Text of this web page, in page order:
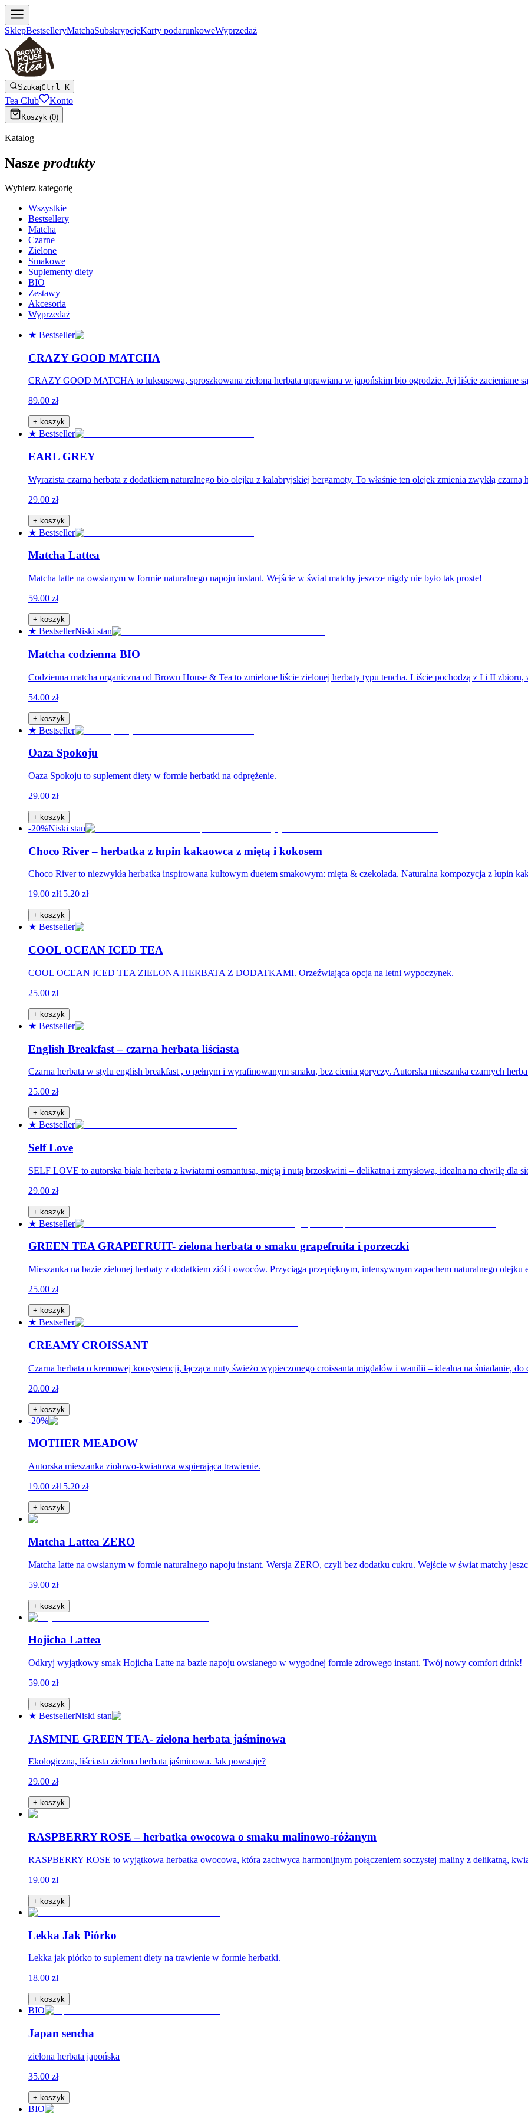
SklepBestselleryMatchaSubskrypcjeKarty podarunkoweWyprzedaż
SzukajCtrl K
Tea Club Konto
Koszyk (0)
Katalog
Nasze produkty
Wybierz kategorię
Wszystkie
Bestsellery
Matcha
Czarne
Zielone
Smakowe
Suplementy diety
BIO
Zestawy
Akcesoria
Wyprzedaż
★ Bestseller
CRAZY GOOD MATCHA
CRAZY GOOD MATCHA to luksusowa, sproszkowana zielona herbata uprawiana w japońskim bio ogrodzie. Jej liście zacieniane
89.00 zł
+ koszyk
★ Bestseller
EARL GREY
Wyrazista czarna herbata z dodatkiem naturalnego bio olejku z kalabryjskiej bergamoty. To właśnie ten olejek zmienia zwykłą czarną
29.00 zł
+ koszyk
★ Bestseller
Matcha Lattea
Matcha latte na owsianym w formie naturalnego napoju instant. Wejście w świat matchy jeszcze nigdy nie było tak proste!
59.00 zł
+ koszyk
★ BestsellerNiski stan
Matcha codzienna BIO
Codzienna matcha organiczna od Brown House & Tea to zmielone liście zielonej herbaty typu tencha. Liście pochodzą z I i II
54.00 zł
+ koszyk
★ Bestseller
Oaza Spokoju
Oaza Spokoju to suplement diety w formie herbatki na odprężenie.
29.00 zł
+ koszyk
-20%Niski stan
Choco River – herbatka z łupin kakaowca z miętą i kokosem
Choco River to niezwykła herbatka inspirowana kultowym duetem smakowym: mięta & czekolada. Naturalna kompozycja z łupin
19.00 zł15.20 zł
+ koszyk
★ Bestseller
COOL OCEAN ICED TEA
COOL OCEAN ICED TEA ZIELONA HERBATA Z DODATKAMI. Orzeźwiająca opcja na letni wypoczynek.
25.00 zł
+ koszyk
★ Bestseller
English Breakfast – czarna herbata liściasta
Czarna herbata w stylu english breakfast , o pełnym i wyrafinowanym smaku, bez cienia goryczy. Autorska mieszanka czarnych
25.00 zł
+ koszyk
★ Bestseller
Self Love
SELF LOVE to autorska biała herbata z kwiatami osmantusa, miętą i nutą brzoskwini – delikatna i zmysłowa, idealna na chwilę dla
29.00 zł
+ koszyk
★ Bestseller
GREEN TEA GRAPEFRUIT- zielona herbata o smaku grapefruita i porzeczki
Mieszanka na bazie zielonej herbaty z dodatkiem ziół i owoców. Przyciąga przepięknym, intensywnym zapachem naturalnego
25.00 zł
+ koszyk
★ Bestseller
CREAMY CROISSANT
Czarna herbata o kremowej konsystencji, łącząca nuty świeżo wypieczonego croissanta migdałów i wanilii – idealna na śniadanie,
20.00 zł
+ koszyk
-20%
MOTHER MEADOW
Autorska mieszanka ziołowo-kwiatowa wspierająca trawienie.
19.00 zł15.20 zł
+ koszyk
Matcha Lattea ZERO
Matcha latte na owsianym w formie naturalnego napoju instant. Wersja ZERO, czyli bez dodatku cukru. Wejście w świat matchy
59.00 zł
+ koszyk
Hojicha Lattea
Odkryj wyjątkowy smak Hojicha Latte na bazie napoju owsianego w wygodnej formie zdrowego instant. Twój nowy comfort drink!
59.00 zł
+ koszyk
★ BestsellerNiski stan
JASMINE GREEN TEA- zielona herbata jaśminowa
Ekologiczna, liściasta zielona herbata jaśminowa. Jak powstaje?
29.00 zł
+ koszyk
RASPBERRY ROSE – herbatka owocowa o smaku malinowo-różanym
RASPBERRY ROSE to wyjątkowa herbatka owocowa, która zachwyca harmonijnym połączeniem soczystej maliny z delikatną,
19.00 zł
+ koszyk
Lekka Jak Piórko
Lekka jak piórko to suplement diety na trawienie w formie herbatki.
18.00 zł
+ koszyk
BIO
Japan sencha
zielona herbata japońska
35.00 zł
+ koszyk
BIO